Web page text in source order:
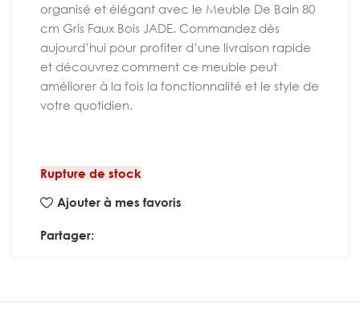
organisé et élégant avec le Meuble De Bain 80
cm Gris Faux Bois JADE. Commandez dès
aujourd’hui pour profiter d’une livraison rapide
et découvrez comment ce meuble peut
améliorer à la fois la fonctionnalité et le style de
votre quotidien.
Rupture de stock
Ajouter à mes favoris
Partager: